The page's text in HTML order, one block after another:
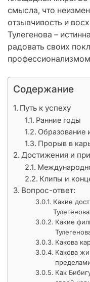
смысла, что
отзывчивость и
Тулегенова –
радовать своих
Содержание
Путь к успеху
Ранние годы
Образование
Прорыв в
Достижения и
Клипы и
Вопрос-ответ:
Какие
Какие
Какова
Какова
Как